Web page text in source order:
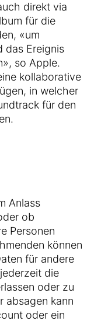
direkt via
für die
«um
das Ereignis
so Apple.
kollaborative
in welcher
für den
Anlass
ob
Personen
können
für andere
die
oder zu
absagen kann
oder ein